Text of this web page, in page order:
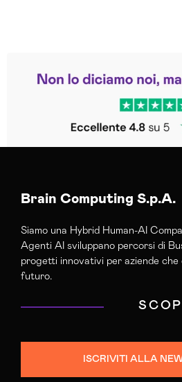
Trustpilot
Brain Computing S.p.A.
Siamo una Hybrid Human-AI
Agenti AI sviluppano percorsi di
progetti innovativi per aziende che
futuro.
ISCRIVITI ALLA